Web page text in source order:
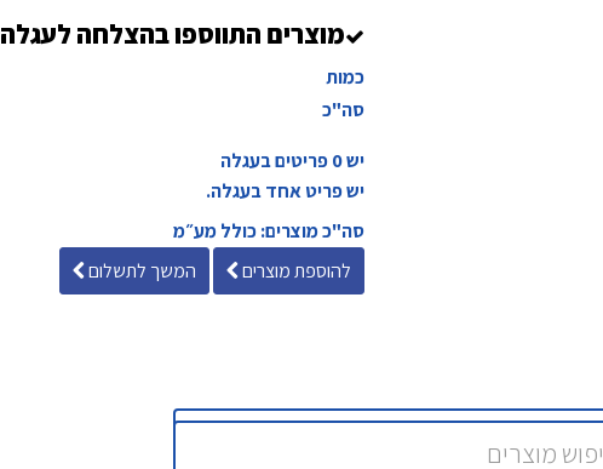
מוצרים התווספו בהצלחה לעגלה
כמות
סה"כ
יש0פריטים בעגלה
יש פריט אחד בעגלה.
סה"כ מוצרים: כולל מע״מ
להוספת מוצרים
המשך לתשלום